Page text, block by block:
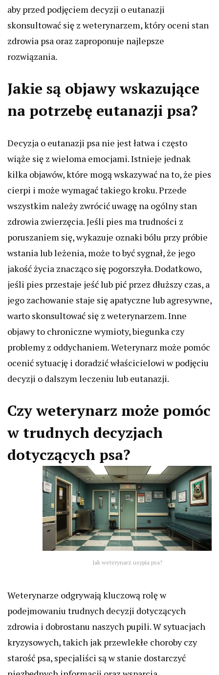
aby przed podjęciem decyzji o eutanazji
skonsultować się z weterynarzem, który oceni stan
zdrowia psa oraz zaproponuje najlepsze
rozwiązania.
Jakie są objawy wskazujące
na potrzebę eutanazji psa?
Decyzja o eutanazji psa nie jest łatwa i często
wiąże się z wieloma emocjami. Istnieje jednak
kilka objawów, które mogą wskazywać na to, że pies
cierpi i może wymagać takiego kroku. Przede
wszystkim należy zwrócić uwagę na ogólny stan
zdrowia zwierzęcia. Jeśli pies ma trudności z
poruszaniem się, wykazuje oznaki bólu przy próbie
wstania lub leżenia, może to być sygnał, że jego
jakość życia znacząco się pogorszyła. Dodatkowo,
jeśli pies przestaje jeść lub pić przez dłuższy czas, a
jego zachowanie staje się apatyczne lub agresywne,
warto skonsultować się z weterynarzem. Inne
objawy to chroniczne wymioty, biegunka czy
problemy z oddychaniem. Weterynarz może pomóc
ocenić sytuację i doradzić właścicielowi w podjęciu
decyzji o dalszym leczeniu lub eutanazji.
Czy weterynarz może pomóc
w trudnych decyzjach
dotyczących psa?
Jak weterynarz usypia psa?
Weterynarze odgrywają kluczową rolę w
podejmowaniu trudnych decyzji dotyczących
zdrowia i dobrostanu naszych pupili. W sytuacjach
kryzysowych, takich jak przewlekłe choroby czy
starość psa, specjaliści są w stanie dostarczyć